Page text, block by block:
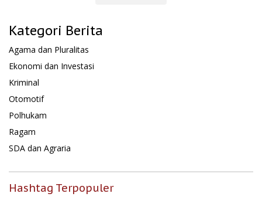
Kategori Berita
Agama dan Pluralitas
Ekonomi dan Investasi
Kriminal
Otomotif
Polhukam
Ragam
SDA dan Agraria
Hashtag Terpopuler